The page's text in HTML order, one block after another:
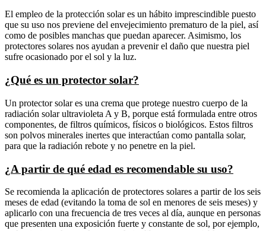
El empleo de la protección solar es un hábito imprescindible puesto
que su uso nos previene del envejecimiento prematuro de la piel, así
como de posibles manchas que puedan aparecer. Asimismo, los
protectores solares nos ayudan a prevenir el daño que nuestra piel
sufre ocasionado por el sol y la luz.
¿Qué es un protector solar?
Un protector solar es una crema que protege nuestro cuerpo de la
radiación solar ultravioleta A y B, porque está formulada entre otros
componentes, de filtros químicos, físicos o biológicos. Estos filtros
son polvos minerales inertes que interactúan como pantalla solar,
para que la radiación rebote y no penetre en la piel.
¿A partir de qué edad es recomendable su uso?
Se recomienda la aplicación de protectores solares a partir de los seis
meses de edad (evitando la toma de sol en menores de seis meses) y
aplicarlo con una frecuencia de tres veces al día, aunque en personas
que presenten una exposición fuerte y constante de sol, por ejemplo,